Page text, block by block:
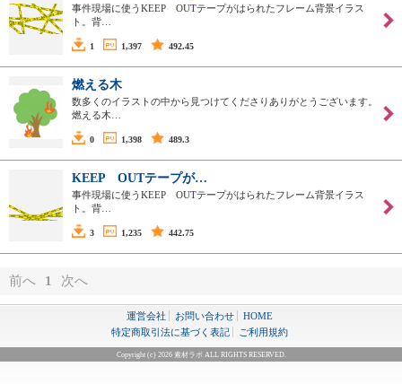
事件現場に使うKEEP OUTテープがはられたフレーム背景イラス
ト。背…
1 1,397 492.45
燃える木
数多くのイラストの中から見つけてくださりありがとうございます。
燃える木…
0 1,398 489.3
KEEP OUTテープが…
事件現場に使うKEEP OUTテープがはられたフレーム背景イラス
ト。背…
3 1,235 442.75
前へ 1 次へ
運営会社 お問い合わせ
HOME
特定商取引法に基づく表記
ご利用規約
Copyright (c) 2026 素材ラボ ALL RIGHTS RESERVED.